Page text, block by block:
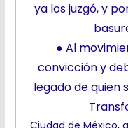
ya los juzgó, y
● Al
convicción y
legado de quien